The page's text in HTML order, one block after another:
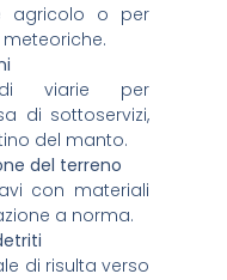
agricolo o per
viarie per
di sottoservizi,
del manto.
del terreno
con materiali
a norma.
di risulta verso